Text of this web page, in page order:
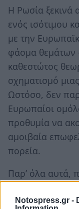
Notospress.gr -
Η Ρωσία ξεκινά
ενός ισότιμου
με την
φάσμα θεμάτων
καθεστώτος
σχηματισμό
Ωστόσο, δεν
Ευρωπαίοι
προθυμία να
αμοιβαία
πορεία.
Παρ’ όλα αυτά,
προβλήματα